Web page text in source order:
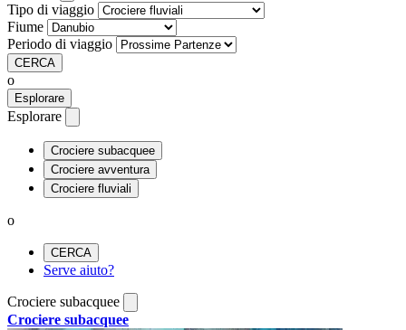
Tipo di viaggio
Fiume
Periodo di viaggio
CERCA
o
Esplorare
Esplorare
Crociere subacquee
Crociere avventura
Crociere fluviali
o
CERCA
Serve aiuto?
Crociere subacquee
Crociere subacquee